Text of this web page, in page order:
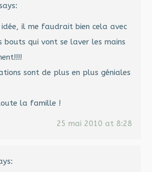
il me faudrait bien cela avec
bouts qui vont se laver les mains
sont de plus en plus géniales
la famille !
25 mai 2010 at 8:28